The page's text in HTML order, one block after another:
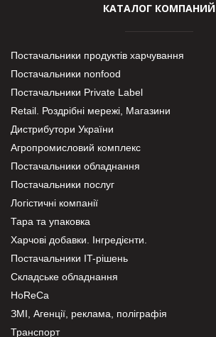
КАТАЛОГ КОМПАНИЙ
Постачальники продуктів харчування
Постачальники nonfood
Постачальники Private Label
Retail. Роздрібні мережі, Магазини
Дистрибутори України
Агропромисловий комплекс
Постачальники обладнання
Постачальники послуг
Логістичні компанії
Тара та упаковка
Харчові добавки. Інгредієнти.
Постачальники IT-рішень
Складське обладнання
HoReCa
ЗМІ, Агенції, реклама, поліграфія
Транспорт